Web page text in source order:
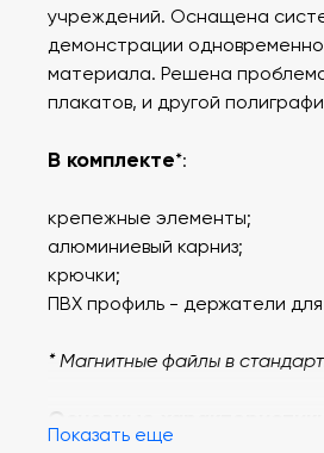
учреждений. Оснащена
демонстрации
материала. Решена
плакатов, и другой
В комплекте*:
крепежные
алюминиевый карниз;
крючки;
ПВХ профиль - держатели
* Магнитные файлы в
Основные характеристики
Показать еще